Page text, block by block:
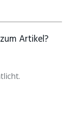
Artikel?